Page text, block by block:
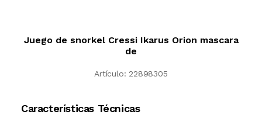
Juego de snorkel Cressi Ikarus Orion mascara
de
Artículo: 22898305
Características Técnicas